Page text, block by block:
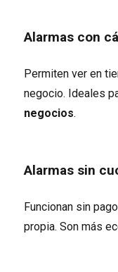
Alarmas con
Permiten ver en
negocio. Ideales
negocios.
Alarmas sin
Funcionan sin
propia. Son más